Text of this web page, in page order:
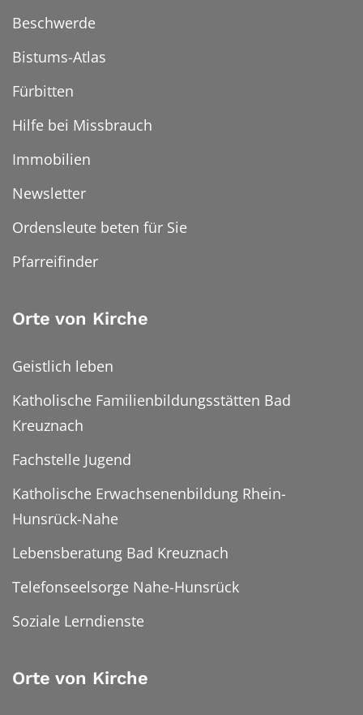
Beschwerde
Bistums-Atlas
Fürbitten
Hilfe bei Missbrauch
Immobilien
Newsletter
Ordensleute beten für Sie
Pfarreifinder
Orte von Kirche
Geistlich leben
Katholische Familienbildungsstätten Bad
Kreuznach
Fachstelle Jugend
Katholische Erwachsenenbildung Rhein-
Hunsrück-Nahe
Lebensberatung Bad Kreuznach
Telefonseelsorge Nahe-Hunsrück
Soziale Lerndienste
Orte von Kirche